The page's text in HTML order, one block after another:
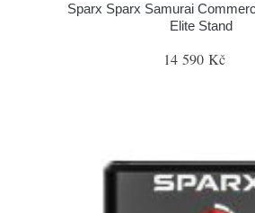
Sparx Sparx Samurai
Elite Stand
14 590 Kč